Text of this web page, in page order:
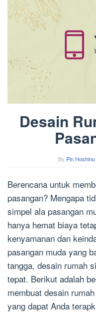
Desain
By Pin Hoshino
Berencana untuk
pasangan? Mengapa
simpel ala pasangan
hanya hemat biaya
kenyamanan dan
pasangan muda yang
tangga, desain rumah
tepat. Berikut adalah
membuat desain
yang dapat Anda